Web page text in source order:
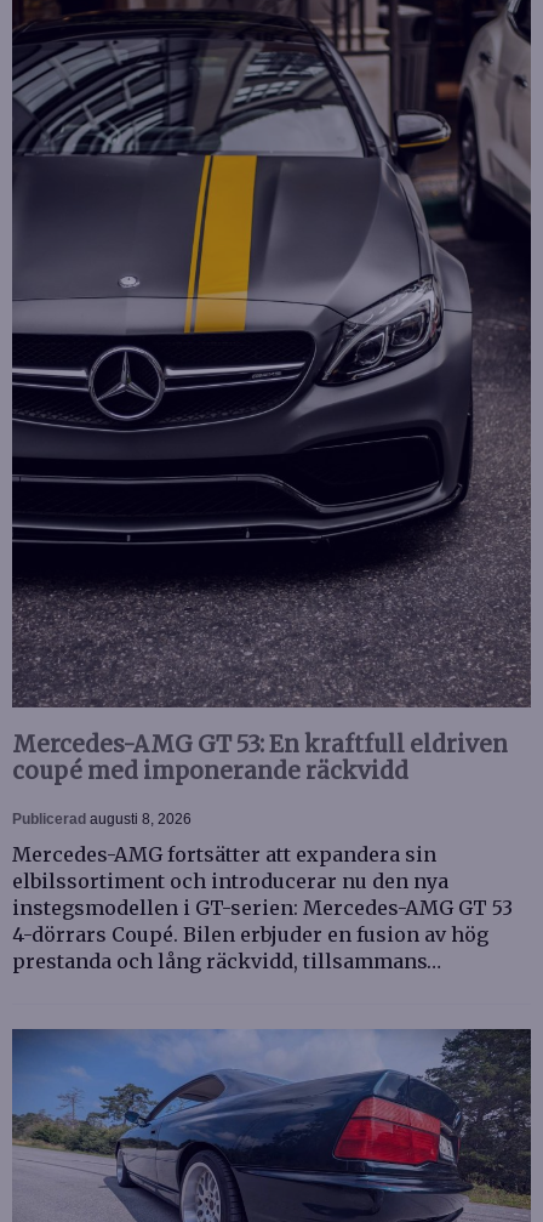
Mercedes-AMG GT 53: En kraftfull eldriven
coupé med imponerande räckvidd
Publicerad augusti 8, 2026
Mercedes-AMG fortsätter att expandera sin
elbilssortiment och introducerar nu den nya
instegsmodellen i GT-serien: Mercedes-AMG GT 53
4-dörrars Coupé. Bilen erbjuder en fusion av hög
prestanda och lång räckvidd, tillsammans…